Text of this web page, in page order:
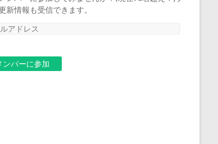
新情報も受信できます。